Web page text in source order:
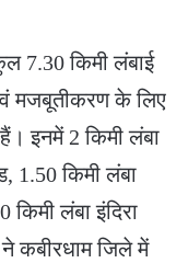
7.30 किमी लंबाई
मजबूतीकरण के लिए
इनमें 2 किमी लंबा
1.50 किमी लंबा
लंबा इंदिरा
कबीरधाम जिले में